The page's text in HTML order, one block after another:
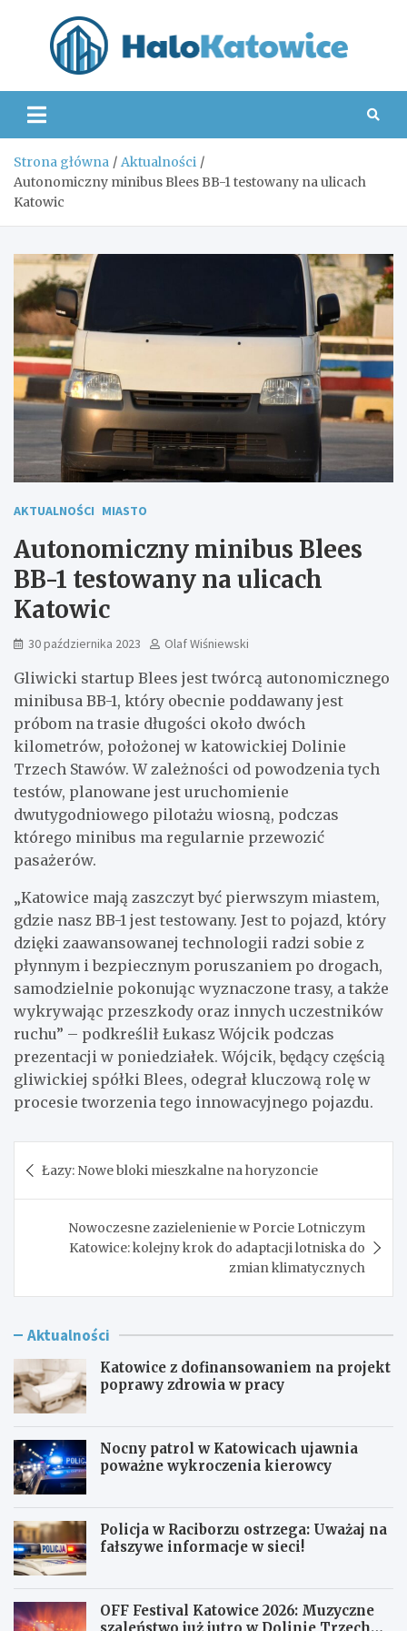
Strona główna
Aktualności
Autonomiczny minibus Blees BB-1 testowany na ulicach
Katowic
AKTUALNOŚCI MIASTO
Autonomiczny minibus Blees
BB-1 testowany na ulicach
Katowic
30 października 2023 Olaf Wiśniewski
Gliwicki startup Blees jest twórcą autonomicznego
minibusa BB-1, który obecnie poddawany jest
próbom na trasie długości około dwóch
kilometrów, położonej w katowickiej Dolinie
Trzech Stawów. W zależności od powodzenia tych
testów, planowane jest uruchomienie
dwutygodniowego pilotażu wiosną, podczas
którego minibus ma regularnie przewozić
pasażerów.
„Katowice mają zaszczyt być pierwszym miastem,
gdzie nasz BB-1 jest testowany. Jest to pojazd, który
dzięki zaawansowanej technologii radzi sobie z
płynnym i bezpiecznym poruszaniem po drogach,
samodzielnie pokonując wyznaczone trasy, a także
wykrywając przeszkody oraz innych uczestników
ruchu” – podkreślił Łukasz Wójcik podczas
prezentacji w poniedziałek. Wójcik, będący częścią
gliwickiej spółki Blees, odegrał kluczową rolę w
procesie tworzenia tego innowacyjnego pojazdu.
wpisu
Łazy: Nowe bloki mieszkalne na horyzoncie
Nowoczesne zazielenienie w Porcie Lotniczym
Katowice: kolejny krok do adaptacji lotniska do
zmian klimatycznych
Aktualności
Katowice z dofinansowaniem na projekt
poprawy zdrowia w pracy
Nocny patrol w Katowicach ujawnia
poważne wykroczenia kierowcy
Policja w Raciborzu ostrzega: Uważaj na
fałszywe informacje w sieci!
OFF Festival Katowice 2026: Muzyczne
szaleństwo już jutro w Dolinie Trzech